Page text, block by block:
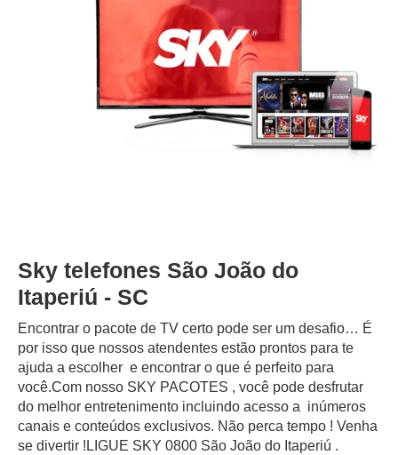
Sky telefones São João do
Itaperiú - SC
Encontrar o pacote de TV certo pode ser um desafio… É
por isso que nossos atendentes estão prontos para te
ajuda a escolher e encontrar o que é perfeito para
você.Com nosso SKY PACOTES , você pode desfrutar
do melhor entretenimento incluindo acesso a inúmeros
canais e conteúdos exclusivos.‍ Não perca tempo ! Venha
se divertir !LIGUE SKY 0800 São João do Itaperiú .